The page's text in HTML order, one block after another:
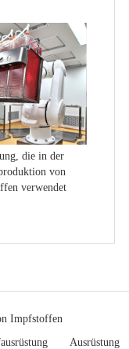
die in der
von
verwendet
Impfstoffen
Ausrüstung